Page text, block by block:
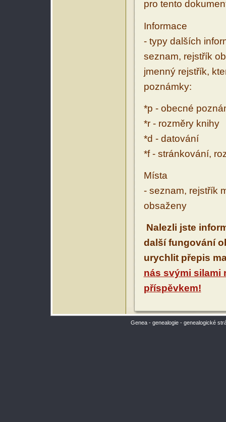
pro tento
Informace
- typy dalších
seznam, rejstřík
jmenný rejstřík,
poznámky:
*p - obecné
*r - rozměry knihy
*d - datování
*f - stránkování,
Místa
- seznam, rejstřík
obsaženy
Nalezli jste
další fungování
urychlit přepis
nás svými silami
příspěvkem!
Genea - genealogie - genealogické